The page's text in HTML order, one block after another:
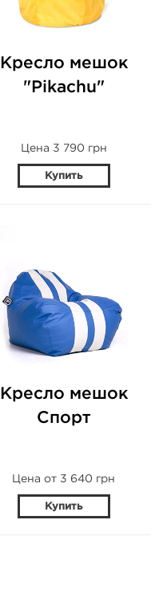
Кресло мешок
"Pikachu"
Цена 3 790 грн
Купить
Кресло мешок
Спорт
Цена от 3 640 грн
Купить